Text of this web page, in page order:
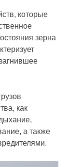
которые
зерна
как
а также